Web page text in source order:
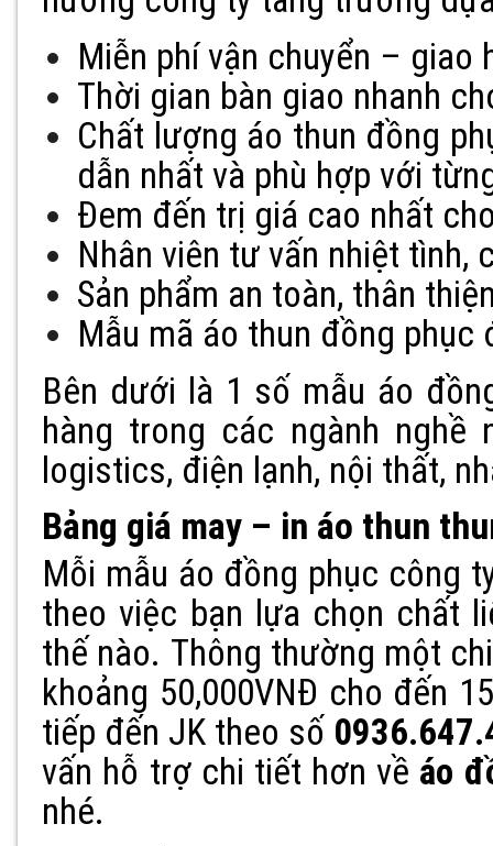
Miễn phí vận chuyển – giao
Thời gian bàn giao nhanh
Chất lượng áo thun đồng
dẫn nhất và phù hợp với
Đem đến trị giá cao nhất
Nhân viên tư vấn nhiệt tình,
Sản phẩm an toàn, thân
Mẫu mã áo thun đồng phục
Bên dưới là 1 số mẫu áo
hàng trong các ngành
logistics, điện lạnh, nội thất,
Bảng giá may – in áo thun
Mỗi mẫu áo đồng phục công
theo việc bạn lựa chọn chất
thế nào. Thông thường một
khoảng 50,000VNĐ cho đến
tiếp đến JK theo số
vấn hỗ trợ chi tiết hơn về áo
nhé.